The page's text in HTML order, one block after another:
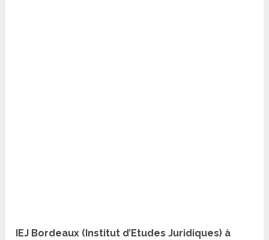
IEJ Bordeaux (Institut d’Etudes Juridiques) à